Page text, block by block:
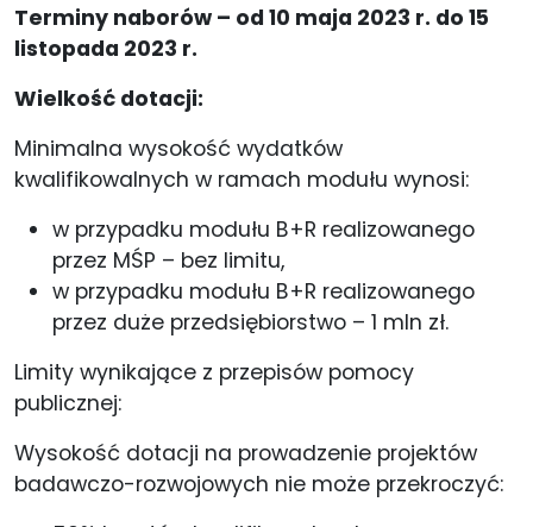
Terminy naborów – od 10 maja 2023 r. do 15
listopada 2023 r.
Wielkość dotacji:
Minimalna wysokość wydatków
kwalifikowalnych w ramach modułu wynosi:
w przypadku modułu B+R realizowanego
przez MŚP – bez limitu,
w przypadku modułu B+R realizowanego
przez duże przedsiębiorstwo – 1 mln zł.
Limity wynikające z przepisów pomocy
publicznej:
Wysokość dotacji na prowadzenie projektów
badawczo-rozwojowych nie może przekroczyć: